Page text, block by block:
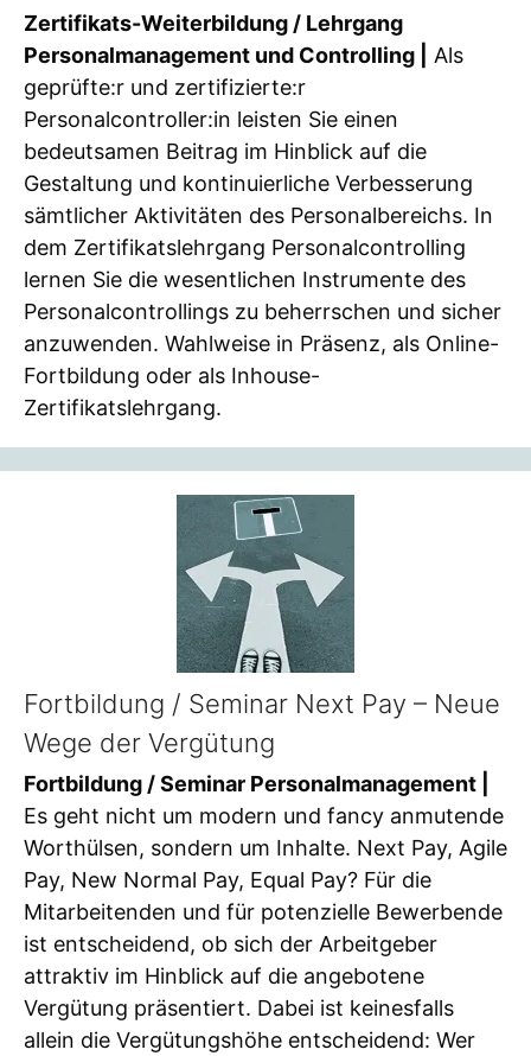
Zertifikats-Weiterbildung / Lehrgang
Personalmanagement und Controlling |
Als
geprüfte:r und zertifizierte:r
Personalcontroller:in leisten Sie einen
bedeutsamen Beitrag im Hinblick auf die
Gestaltung und kontinuierliche Verbesserung
sämtlicher Aktivitäten des Personalbereichs. In
dem Zertifikatslehrgang Personalcontrolling
lernen Sie die wesentlichen Instrumente des
Personalcontrollings zu beherrschen und sicher
anzuwenden. Wahlweise in Präsenz, als Online-
Fortbildung oder als Inhouse-
Zertifikatslehrgang.
Fortbildung / Seminar Next Pay – Neue
Wege der Vergütung
Fortbildung / Seminar Personalmanagement |
Es geht nicht um modern und fancy anmutende
Worthülsen, sondern um Inhalte. Next Pay, Agile
Pay, New Normal Pay, Equal Pay? Für die
Mitarbeitenden und für potenzielle Bewerbende
ist entscheidend, ob sich der Arbeitgeber
attraktiv im Hinblick auf die angebotene
Vergütung präsentiert. Dabei ist keinesfalls
allein die Vergütungshöhe entscheidend: Wer